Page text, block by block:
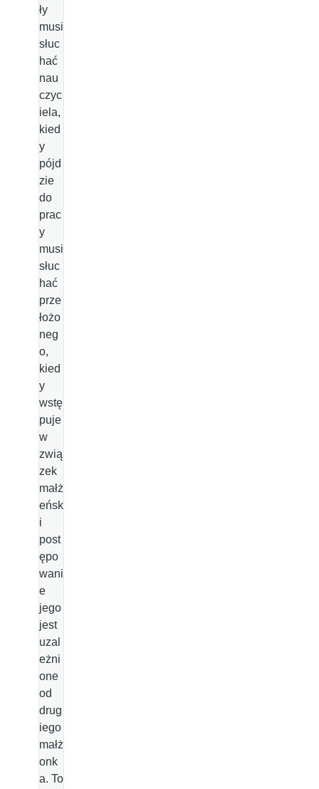
ły
musi
słuc
hać
nau
czyc
iela,
kied
y
pójd
zie
do
prac
y
musi
słuc
hać
prze
łożo
neg
o,
kied
y
wstę
puje
w
zwią
zek
małż
eńsk
i
post
ępo
wani
e
jego
jest
uzal
eżni
one
od
drug
iego
małż
onk
a. To